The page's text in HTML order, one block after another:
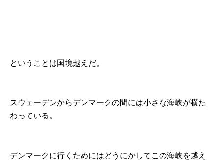
ということは国境越えだ。
スウェーデンからデンマークの間には小さな海峡が横た
わっている。
デンマークに行くためにはどうにかしてこの海峡を越え